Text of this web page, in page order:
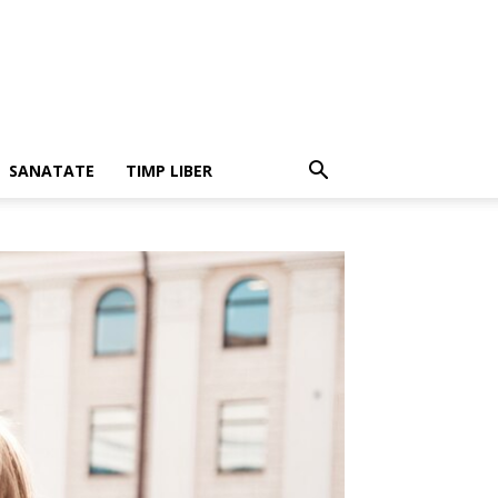
SANATATE TIMP LIBER